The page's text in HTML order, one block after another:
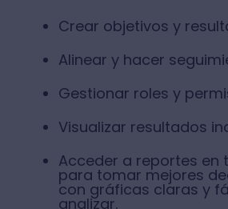
Crear objetivos y
Alinear y hacer
Gestionar roles y
Visualizar resultados
Acceder a reportes en
para tomar mejores
con gráficas claras y
analizar.